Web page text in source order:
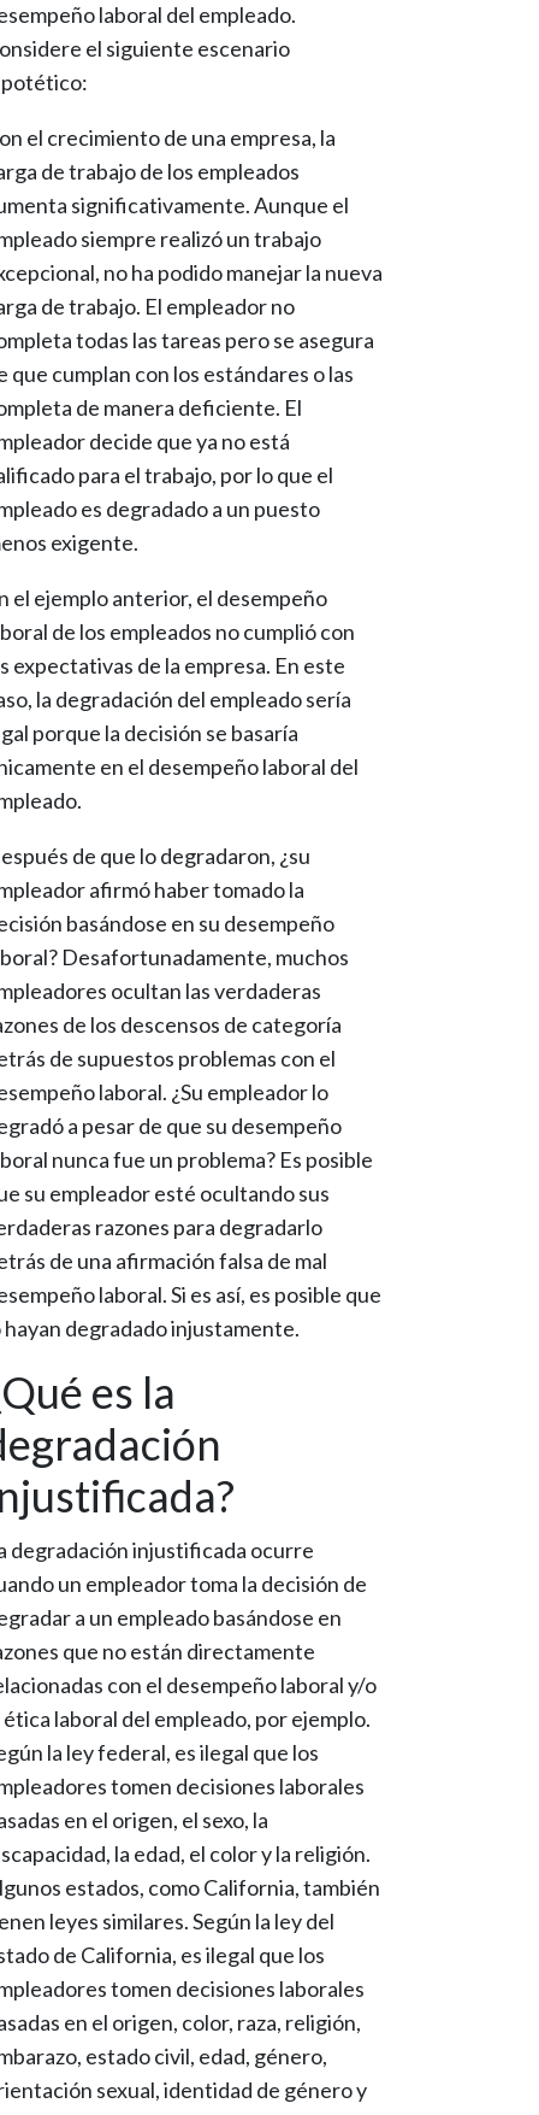
laboral del empleado.
el siguiente escenario
el crecimiento de una empresa, la
de trabajo de los empleados
significativamente. Aunque el
siempre realizó un trabajo
no ha podido manejar la nueva
de trabajo. El empleador no
todas las tareas pero se asegura
que cumplan con los estándares o las
de manera deficiente. El
decide que ya no está
para el trabajo, por lo que el
es degradado a un puesto
exigente.
el ejemplo anterior, el desempeño
de los empleados no cumplió con
expectativas de la empresa. En este
la degradación del empleado sería
porque la decisión se basaría
en el desempeño laboral del
de que lo degradaron, ¿su
afirmó haber tomado la
basándose en su desempeño
Desafortunadamente, muchos
ocultan las verdaderas
de los descensos de categoría
de supuestos problemas con el
laboral. ¿Su empleador lo
a pesar de que su desempeño
nunca fue un problema? Es posible
su empleador esté ocultando sus
razones para degradarlo
de una afirmación falsa de mal
laboral. Si es así, es posible que
hayan degradado injustamente.
es la
degradación injustificada ocurre
un empleador toma la decisión de
a un empleado basándose en
que no están directamente
con el desempeño laboral y/o
ética laboral del empleado, por ejemplo.
la ley federal, es ilegal que los
tomen decisiones laborales
en el origen, el sexo, la
la edad, el color y la religión.
estados, como California, también
leyes similares. Según la ley del
de California, es ilegal que los
tomen decisiones laborales
en el origen, color, raza, religión,
estado civil, edad, género,
sexual, identidad de género y